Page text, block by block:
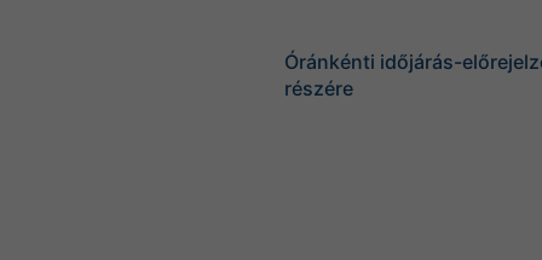
Óránkénti időjárás-
részére